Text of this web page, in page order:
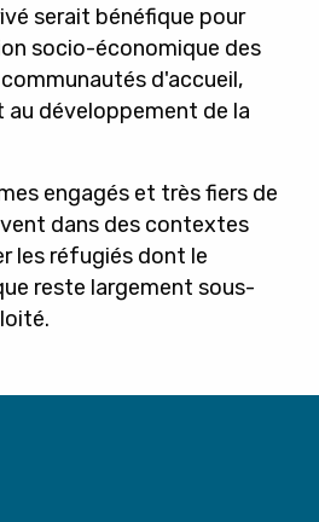
serait bénéfique pour
socio-économique des
d'accueil,
développement de la
engagés et très fiers de
dans des contextes
les réfugiés dont le
reste largement sous-